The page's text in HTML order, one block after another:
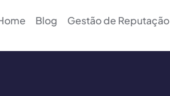
Blog Gestão de Reputação